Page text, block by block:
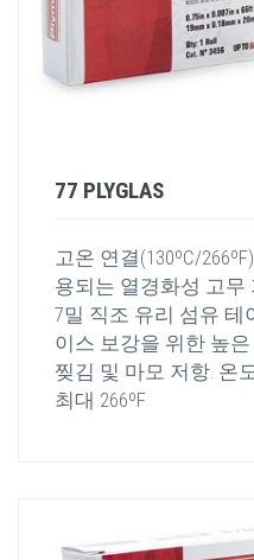
77 PLYGLAS
고온 연결(130ºC/
용되는 열경화성 고무
7밀 직조 유리 섬유 테
이스 보강을 위한 높
찢김 및 마모 저항. 온
최대 266ºF